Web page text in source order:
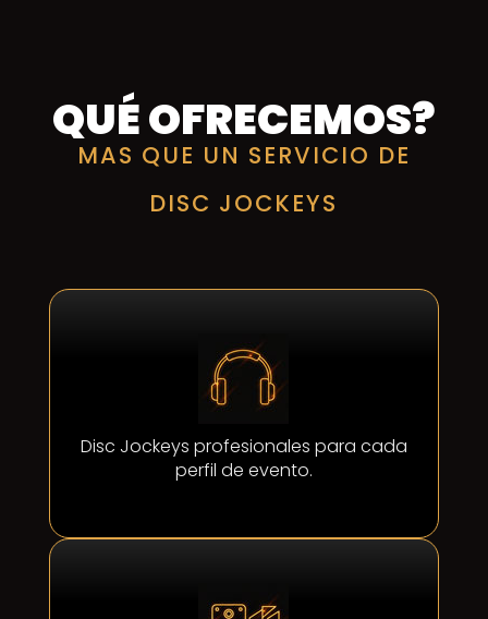
QUÉ OFRECEMOS?
MAS QUE UN SERVICIO DE
DISC JOCKEYS
Disc Jockeys profesionales para cada
perfil de evento.